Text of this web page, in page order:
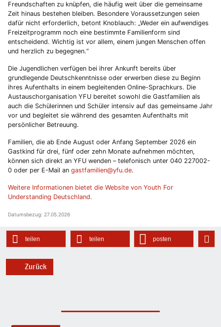
Freundschaften zu knüpfen, die häufig weit über die gemeinsame
Zeit hinaus bestehen bleiben. Besondere Voraussetzungen seien
dafür nicht erforderlich, betont Knoblauch: „Weder ein aufwendiges
Freizeitprogramm noch eine bestimmte Familienform sind
entscheidend. Wichtig ist vor allem, einem jungen Menschen offen
und herzlich zu begegnen.“
Die Jugendlichen verfügen bei ihrer Ankunft bereits über
grundlegende Deutschkenntnisse oder erwerben diese zu Beginn
ihres Aufenthalts in einem begleitenden Online-Sprachkurs. Die
Austauschorganisation YFU bereitet sowohl die Gastfamilien als
auch die Schülerinnen und Schüler intensiv auf das gemeinsame Jahr
vor und begleitet sie während des gesamten Aufenthalts mit
persönlicher Betreuung.
Familien, die ab Ende August oder Anfang September 2026 ein
Gastkind für drei, fünf oder zehn Monate aufnehmen möchten,
können sich direkt an YFU wenden – telefonisch unter 040 227002-
0 oder per E-Mail an gastfamilien@yfu.de.
Weitere Informationen bietet die Website von Youth For
Understanding Deutschland.
Datumsbezug: 27.05.2026
teilen teilen posten
Zurück